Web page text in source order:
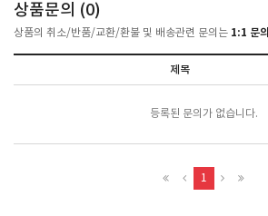
상품문의 (0)
상품의 취소/반품/교환/환불 및 배송관련 문의는 1:1 문의
제목
등록된 문의가 없습니다.
1